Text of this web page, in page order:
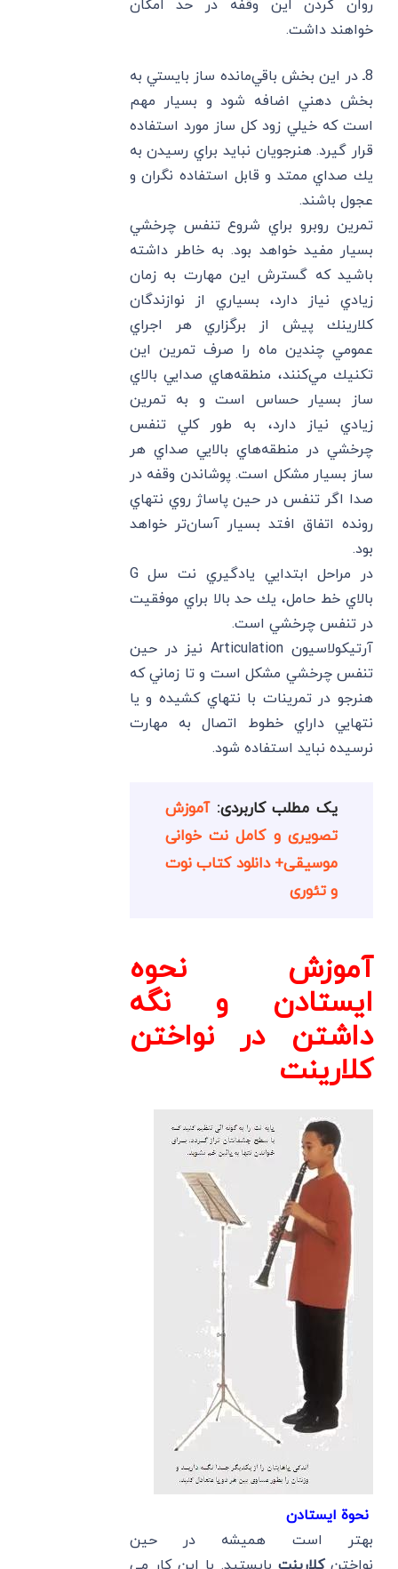
روان كردن اين وقفه در حد امكان
خواهند داشت.
8ـ در اين بخش باقي‌مانده ساز بايستي به
بخش دهني اضافه شود و بسيار مهم
است كه خيلي زود كل ساز مورد استفاده
قرار گيرد. هنرجويان نبايد براي رسيدن به
يك صداي ممتد و قابل استفاده نگران و
عجول باشند.
تمرين روبرو براي شروع تنفس چرخشي
بسيار مفيد خواهد بود. به خاطر داشته
باشيد كه گسترش اين مهارت به زمان
زيادي نياز دارد، بسياري از نوازندگان
كلارينك پيش از برگزاري هر اجراي
عمومي چندين ماه را صرف تمرين اين
تكنيك مي‌كنند، منطقه‌هاي صدايي بالاي
ساز بسيار حساس است و به تمرين
زيادي نياز دارد، به طور كلي تنفس
چرخشي در منطقه‌هاي بالايي صداي هر
ساز بسيار مشكل است. پوشاندن وقفه در
صدا اگر تنفس در حين پاساژ روي نتهاي
رونده اتفاق افتد بسيار آسان‌تر خواهد
بود.
در مراحل ابتدايي يادگيري نت سل G
بالاي خط حامل، يك حد بالا براي موفقيت
در تنفس چرخشي است.
آرتيكولاسيون Articulation نيز در حين
تنفس چرخشي مشكل است و تا زماني كه
هنرجو در تمرينات با نتهاي كشيده و يا
نتهايي داراي خطوط اتصال به مهارت
نرسيده نبايد استفاده شود.
یک مطلب کاربردی:آموزش
تصویری و کامل نت خوانی
موسیقی+ دانلود کتاب نوت
و تئوری
آموزش نحوه
ايستادن و نگه
داشتن در نواختن
كلارينت
نحوة ايستادن
بهتر است هميشه در حين
نواختنكلارينت بايستيد. با اين كار مي